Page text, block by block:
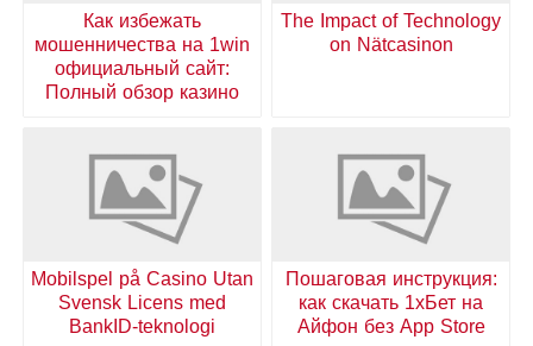
The Impact of Technology
on Nätcasinon
Как избежать
мошенничества на 1win
официальный сайт:
Полный обзор казино
Пошаговая инструкция:
как скачать 1хБет на
Айфон без App Store
Mobilspel på Casino Utan
Svensk Licens med
BankID-teknologi